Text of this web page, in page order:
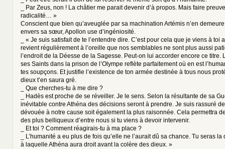
_ Par Zeus, non ! La châtier me parait devenir d’à propos. Mais faire
radicalité… »
Conscient que bien qu’aveuglée par sa machination Artémis n’en
envers sa sœur, Apollon use d’ingéniosité.
_ « Je suis satisfait de te l’entendre dire. C’est pour cela que je viens à toi
revient régulièrement à l’oreille que nos semblables ne sont plus aussi
l’endroit de la Déesse de la Sagesse. Peut-on lui accorder encore ce titre.
ses Saints dans la prison de l’Olympe reflète parfaitement où en est
tes soupçons. Et justifie l’existence de ton armée destinée à tous nous
dieux t’en saura gré.
_ Que cherches-tu à me dire ?
_ Hadès est proche de se réveiller. Je le sens. Selon la résultante de sa
inévitable contre Athéna des décisions seront à prendre. Je suis rassuré
dévouée à notre cause soit également la plus raisonnée. Cela permettra
des plus belliqueux d’entre nous si tu viens à devoir intervenir.
_ Et toi ? Comment réagirais-tu à ma place ?
_ L’humanité a eu plus de fois qu’elle ne l’aurait dû sa chance. Tu seras
à laquelle Athéna aura droit avant la colère des dieux. »